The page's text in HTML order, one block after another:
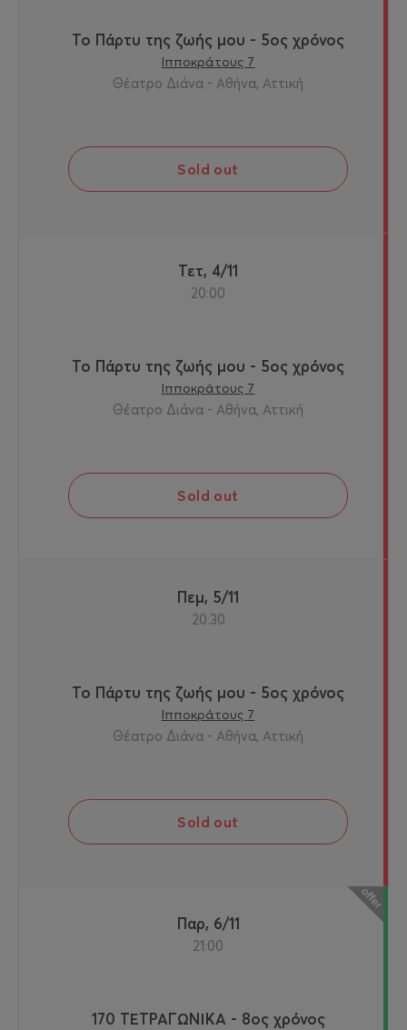
Το Πάρτυ της ζωής μου - 5ος χρόνος
Ιπποκράτους 7
Θέατρο Διάνα - Αθήνα, Αττική
Sold out
Τετ, 4/11
20:00
Το Πάρτυ της ζωής μου - 5ος χρόνος
Ιπποκράτους 7
Θέατρο Διάνα - Αθήνα, Αττική
Sold out
Πεμ, 5/11
20:30
Το Πάρτυ της ζωής μου - 5ος χρόνος
Ιπποκράτους 7
Θέατρο Διάνα - Αθήνα, Αττική
Sold out
Παρ, 6/11
21:00
170 ΤΕΤΡΑΓΩΝΙΚΑ - 8ος χρόνος